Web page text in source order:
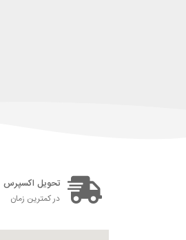
تحویل اکسپرس
در کمترین زمان